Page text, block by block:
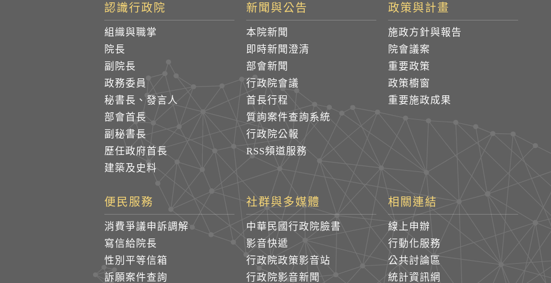
認識行政院
組織與職掌
院長
副院長
政務委員
秘書長、發言人
部會首長
副秘書長
歷任政府首長
建築及史料
新聞與公告
本院新聞
即時新聞澄清
部會新聞
行政院會議
首長行程
質詢案件查詢系統
行政院公報
RSS頻道服務
政策與計畫
施政方針與報告
院會議案
重要政策
政策櫥窗
重要施政成果
便民服務
消費爭議申訴調解
寫信給院長
性別平等信箱
訴願案件查詢
社群與多媒體
中華民國行政院臉書
影音快遞
行政院政策影音站
行政院影音新聞
相關連結
線上申辦
行動化服務
公共討論區
統計資訊網